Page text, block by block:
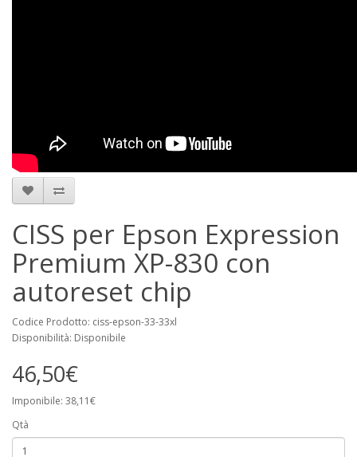
CISS per Epson Expression
Premium XP-830 con
autoreset chip
Codice Prodotto: ciss-epson-33-33xl
Disponibilità: Disponibile
46,50€
Imponibile: 38,11€
Qtà